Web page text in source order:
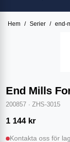
Hem / Serier / end-
End Mills
200857 · ZHS-3015
1 144 kr
Kontakta oss för